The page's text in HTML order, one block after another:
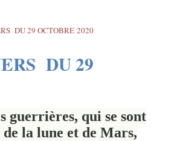
DU 29
guerrières, qui se sont
de la lune et de Mars,